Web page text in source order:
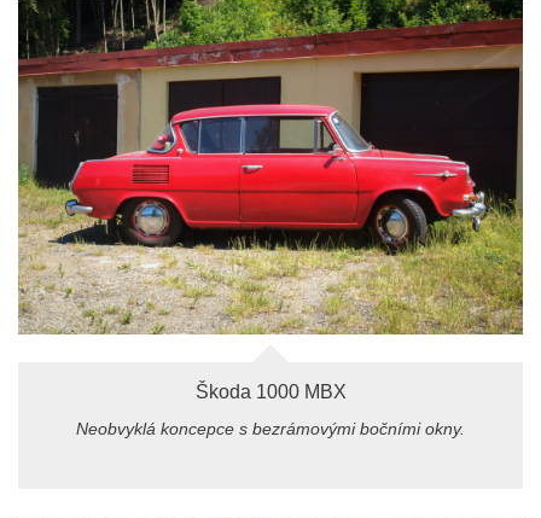
Škoda 1000 MBX
Neobvyklá koncepce s bezrámovými bočními okny.